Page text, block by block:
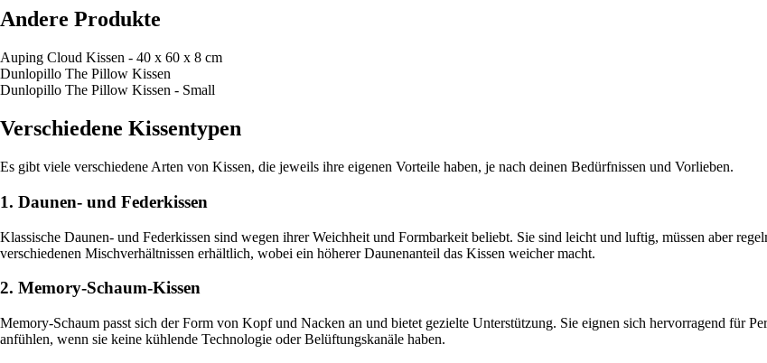
Andere Produkte
Auping Cloud Kissen - 40 x 60 x 8 cm
Dunlopillo The Pillow Kissen
Dunlopillo The Pillow Kissen - Small
Verschiedene Kissentypen
Es gibt viele verschiedene Arten von Kissen, die jeweils ihre eigenen Vorteile haben, je nach deinen Bedürfnissen und Vorlieben.
1. Daunen- und Federkissen
Klassische Daunen- und Federkissen sind wegen ihrer Weichheit und Formbarkeit beliebt. Sie sind leicht und luftig, müssen aber
verschiedenen Mischverhältnissen erhältlich, wobei ein höherer Daunenanteil das Kissen weicher macht.
2. Memory-Schaum-Kissen
Memory-Schaum passt sich der Form von Kopf und Nacken an und bietet gezielte Unterstützung. Sie eignen sich hervorragend für
anfühlen, wenn sie keine kühlende Technologie oder Belüftungskanäle haben.